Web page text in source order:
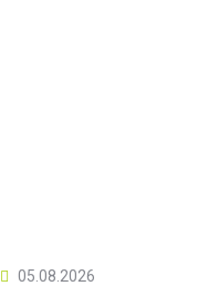
05.08.2026